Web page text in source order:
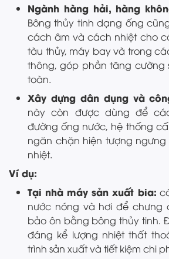
Ngành hàng hải, hàng
Bông thủy tinh dạng ống
cách âm và cách nhiệt cho
tàu thủy, máy bay và trong
thông, góp phần tăng cường
toàn.
Xây dựng dân dụng và
này còn được dùng để
đường ống nước, hệ thống
ngăn chặn hiện tượng
nhiệt.
Ví dụ:
Tại nhà máy sản xuất bia:
nước nóng và hơi để chưng
bảo ôn bằng bông thủy tinh.
đáng kể lượng nhiệt thất
trình sản xuất và tiết kiệm chi